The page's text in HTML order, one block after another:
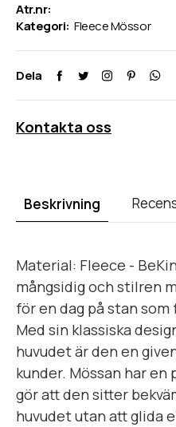
Atr.nr:
Kategori: Fleece Mössor
Dela
Kontakta oss
Beskrivning
Material: Fleece -
mångsidig och stilren
för en dag på stan
Med sin klassiska
huvudet är den en
kunder. Mössan har
gör att den sitter
huvudet utan att glida